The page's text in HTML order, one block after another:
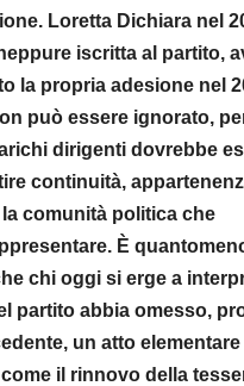
Loretta Dichiara nel
iscritta al partito,
la propria adesione nel
può essere ignorato,
dirigenti dovrebbe
continuità,
comunità politica che
È
chi oggi si erge a
partito abbia omesso,
un atto
il rinnovo della